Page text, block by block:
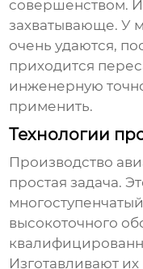
совершенством. И
захватывающе. У
очень удаются,
приходится
инженерную
применить.
Технологии
Производство
простая задача.
высокоточного
Изготавливают